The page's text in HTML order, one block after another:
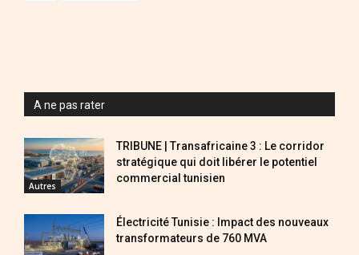
A ne pas rater
Autres
TRIBUNE | Transafricaine 3 : Le corridor
stratégique qui doit libérer le potentiel
commercial tunisien
Électricité Tunisie : Impact des nouveaux
transformateurs de 760 MVA